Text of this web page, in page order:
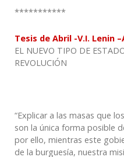
***********
Tesis de Abril -V.I. Lenin –
EL NUEVO TIPO DE
REVOLUCIÓN
“Explicar a las masas que
son la única forma posible
por ello, mientras este
de la burguesía, nuestra